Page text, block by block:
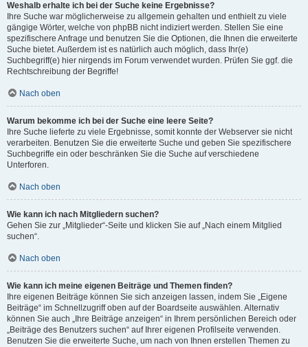
Weshalb erhalte ich bei der Suche keine Ergebnisse?
Ihre Suche war möglicherweise zu allgemein gehalten und enthielt zu viele
gängige Wörter, welche von phpBB nicht indiziert werden. Stellen Sie eine
spezifischere Anfrage und benutzen Sie die Optionen, die Ihnen die erweiterte
Suche bietet. Außerdem ist es natürlich auch möglich, dass Ihr(e)
Suchbegriff(e) hier nirgends im Forum verwendet wurden. Prüfen Sie ggf. die
Rechtschreibung der Begriffe!
Nach oben
Warum bekomme ich bei der Suche eine leere Seite?
Ihre Suche lieferte zu viele Ergebnisse, somit konnte der Webserver sie nicht
verarbeiten. Benutzen Sie die erweiterte Suche und geben Sie spezifischere
Suchbegriffe ein oder beschränken Sie die Suche auf verschiedene
Unterforen.
Nach oben
Wie kann ich nach Mitgliedern suchen?
Gehen Sie zur „Mitglieder“-Seite und klicken Sie auf „Nach einem Mitglied
suchen“.
Nach oben
Wie kann ich meine eigenen Beiträge und Themen finden?
Ihre eigenen Beiträge können Sie sich anzeigen lassen, indem Sie „Eigene
Beiträge“ im Schnellzugriff oben auf der Boardseite auswählen. Alternativ
können Sie auch „Ihre Beiträge anzeigen“ in Ihrem persönlichen Bereich oder
„Beiträge des Benutzers suchen“ auf Ihrer eigenen Profilseite verwenden.
Benutzen Sie die erweiterte Suche, um nach von Ihnen erstellen Themen zu